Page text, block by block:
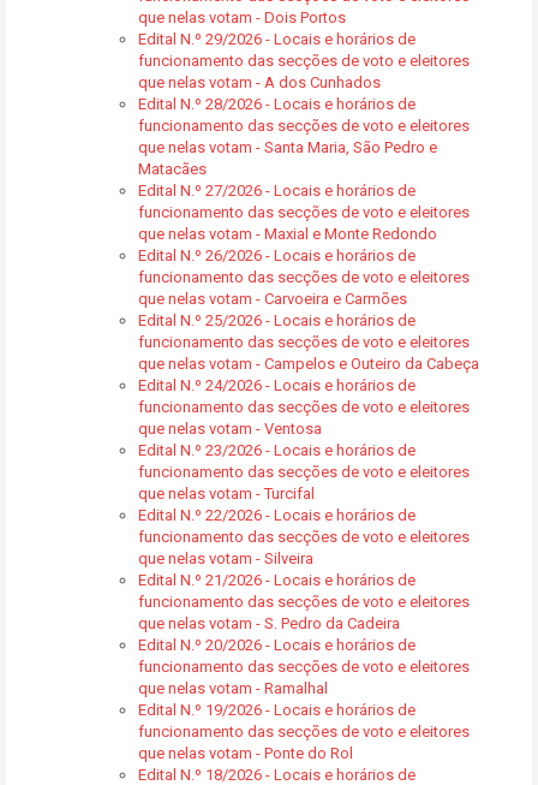
que nelas votam - Dois Portos
Edital N.º 29/2026 - Locais e horários de
funcionamento das secções de voto e eleitores
que nelas votam - A dos Cunhados
Edital N.º 28/2026 - Locais e horários de
funcionamento das secções de voto e eleitores
que nelas votam - Santa Maria, São Pedro e
Matacães
Edital N.º 27/2026 - Locais e horários de
funcionamento das secções de voto e eleitores
que nelas votam - Maxial e Monte Redondo
Edital N.º 26/2026 - Locais e horários de
funcionamento das secções de voto e eleitores
que nelas votam - Carvoeira e Carmões
Edital N.º 25/2026 - Locais e horários de
funcionamento das secções de voto e eleitores
que nelas votam - Campelos e Outeiro da Cabeça
Edital N.º 24/2026 - Locais e horários de
funcionamento das secções de voto e eleitores
que nelas votam - Ventosa
Edital N.º 23/2026 - Locais e horários de
funcionamento das secções de voto e eleitores
que nelas votam - Turcifal
Edital N.º 22/2026 - Locais e horários de
funcionamento das secções de voto e eleitores
que nelas votam - Silveira
Edital N.º 21/2026 - Locais e horários de
funcionamento das secções de voto e eleitores
que nelas votam - S. Pedro da Cadeira
Edital N.º 20/2026 - Locais e horários de
funcionamento das secções de voto e eleitores
que nelas votam - Ramalhal
Edital N.º 19/2026 - Locais e horários de
funcionamento das secções de voto e eleitores
que nelas votam - Ponte do Rol
Edital N.º 18/2026 - Locais e horários de